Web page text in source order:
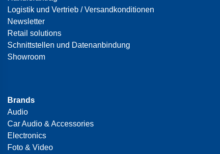
Logistik und Vertrieb / Versandkonditionen
Newsletter
Retail solutions
Schnittstellen und Datenanbindung
Showroom
Brands
Audio
Car Audio & Accessories
Electronics
Foto & Video